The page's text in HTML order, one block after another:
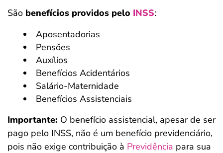
São benefícios providos pelo INSS:
Aposentadorias
Pensões
Auxílios
Benefícios Acidentários
Salário-Maternidade
Benefícios Assistenciais
Importante: O benefício assistencial, apesar de ser
pago pelo INSS, não é um benefício previdenciário,
pois não exige contribuição à Previdência para sua